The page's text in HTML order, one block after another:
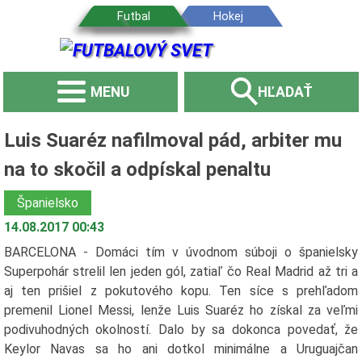
MENU HĽADAŤ
Luis Suaréz nafilmoval pád, arbiter mu
na to skočil a odpískal penaltu
Španielsko
14.08.2017 00:43
BARCELONA - Domáci tím v úvodnom súboji o španielsky
Superpohár strelil len jeden gól, zatiaľ čo Real Madrid až tri a
aj ten prišiel z pokutového kopu. Ten síce s prehľadom
premenil Lionel Messi, lenže Luis Suaréz ho získal za veľmi
podivuhodných okolností. Dalo by sa dokonca povedať, že
Keylor Navas sa ho ani dotkol minimálne a Uruguajčan